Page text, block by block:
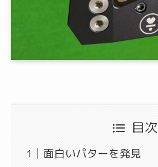
目次
面白いパターを発見